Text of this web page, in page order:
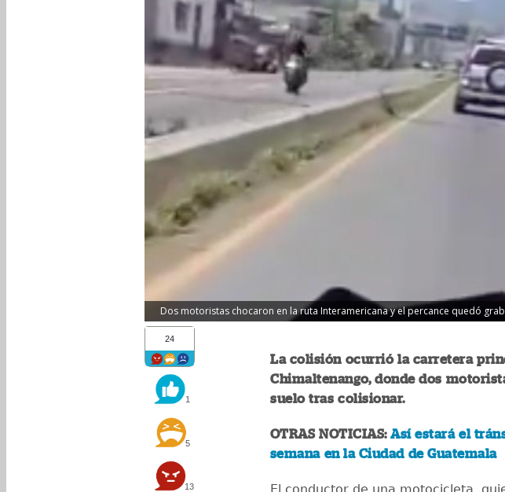
Dos motoristas chocaron en la ruta Interamericana y el percance quedó
24
1
5
13
La colisión ocurrió la carretera
Chimaltenango, donde dos
suelo tras colisionar.
OTRAS NOTICIAS:Así estará el
semana en la Ciudad de Guatemala